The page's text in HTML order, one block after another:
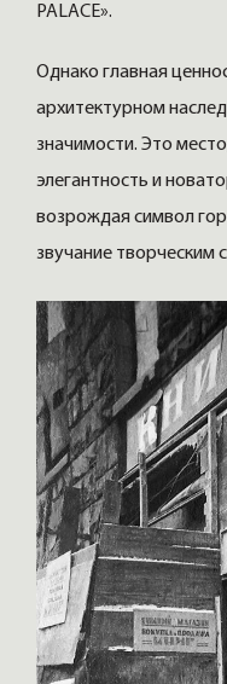
PALACE».
Однако главная
архитектурном
значимости. Это
элегантность и
возрождая символ
звучание творческим